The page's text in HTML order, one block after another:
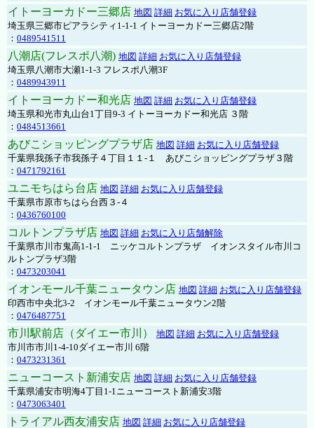
イトーヨーカドー三郷店 地図 詳細 お気に入り店舗登録
埼玉県三郷市ピアラシティ1-1-1 イトーヨーカドー三郷店2階
： 0489541511
八潮店(フレスポ八潮) 地図 詳細 お気に入り店舗登録
埼玉県八潮市大瀬1-1-3 フレスポ八潮3F
： 0489943911
イトーヨーカドー和光店 地図 詳細 お気に入り店舗登録
埼玉県和光市丸山台1丁目9-3 イトーヨーカドー和光店 ３階
： 0484513661
あびこショッピングプラザ店 地図 詳細 お気に入り店舗登録
千葉県我孫子市我孫子４丁目１１-１ あびこショッピングプラザ３階
： 0471792161
ユニモちはら台店 地図 詳細 お気に入り店舗登録
千葉県市原市ちはら台西３-４
： 0436760100
コルトンプラザ店 地図 詳細 お気に入り店舗解除
千葉県市川市鬼高1-1-1 ニッケコルトンプラザ イオンスタイル市川コ
ルトンプラザ3階
： 0473203041
イオンモール千葉ニュータウン店 地図 詳細 お気に入り店舗登録
印西市中央北3-2 イオンモール千葉ニュータウン2階
： 0476487751
市川駅前店（ダイエー市川） 地図 詳細 お気に入り店舗登録
市川市市川1-4-10ダイエー市川 6階
： 0473231361
ニューコースト新浦安店 地図 詳細 お気に入り店舗登録
千葉県浦安市明海4丁目1-1ニューコースト新浦安3階
： 0473063401
トライアル西友浦安店 地図 詳細 お気に入り店舗登録